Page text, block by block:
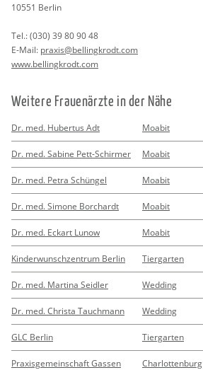
10551 Ber­lin
Tel.:(030) 39 80 90 48
E-Mail: pra­xis@​bel​ling​krod​t.​com
www.​bel​ling​krod​t.​com
Wei­te­re Frau­en­ärz­te in der Nähe
Dr. med. Hubertus Adt Moabit
Dr. med. Sabine Pett-Schirmer Moabit
Dr. med. Petra Schüngel Moabit
Dr. med. Simone Borchardt Moabit
Dr. med. Eckart Lunow Moabit
Kinderwunschzentrum Berlin Tiergarten
Dr. med. Martina Seidler Wedding
Dr. med. Christa Tauchmann Wedding
GLC Berlin Tiergarten
Praxisgemeinschaft Gassen
Charlottenburg